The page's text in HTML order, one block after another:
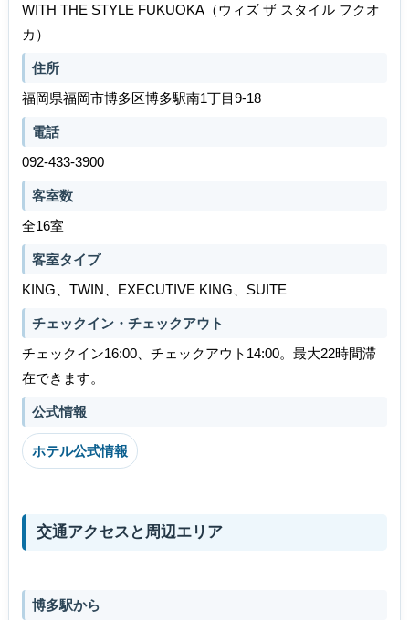
WITH THE STYLE FUKUOKA（ウィズ ザ スタイル フクオ
カ）
住所
福岡県福岡市博多区博多駅南1丁目9-18
電話
092-433-3900
客室数
全16室
客室タイプ
KING、TWIN、EXECUTIVE KING、SUITE
チェックイン・チェックアウト
チェックイン16:00、チェックアウト14:00。最大22時間滞
在できます。
公式情報
ホテル公式情報
交通アクセスと周辺エリア
博多駅から